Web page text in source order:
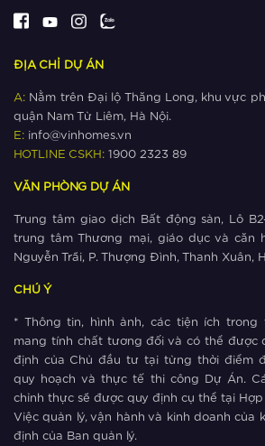
ĐỊA CHỈ DỰ ÁN
A: Nằm trên Đại lộ Thăng Long, khu vực
quận Nam Từ Liêm, Hà Nội.
E: info@vinhomes.vn
HOTLINE CSKH: 1900 2323 89
VĂN PHÒNG DỰ ÁN
Trung tâm giao dịch Bất động sản, Lô
trung tâm Thương mại, giáo dục và căn
Nguyễn Trãi, P. Thượng Đình, Thanh Xuân,
CHÚ Ý
* Thông tin, hình ảnh, các tiện ích trong
mang tính chất tương đối và có thể được
định của Chủ đầu tư tại từng thời điểm
quy hoạch và thực tế thi công Dự Án.
chỉnh thực sẽ được quy định cụ thể tại
Việc quản lý, vận hành và kinh doanh của
định của Ban quản lý.